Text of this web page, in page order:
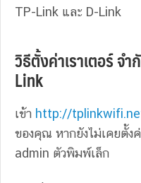
TP-Link และ D-Link
วิธีตั้งค่าเราเตอร์ จ
Link
เข้า http://
ของคุณ หากยังไม่เคยตั้
admin ตัวพิมพ์เล็ก